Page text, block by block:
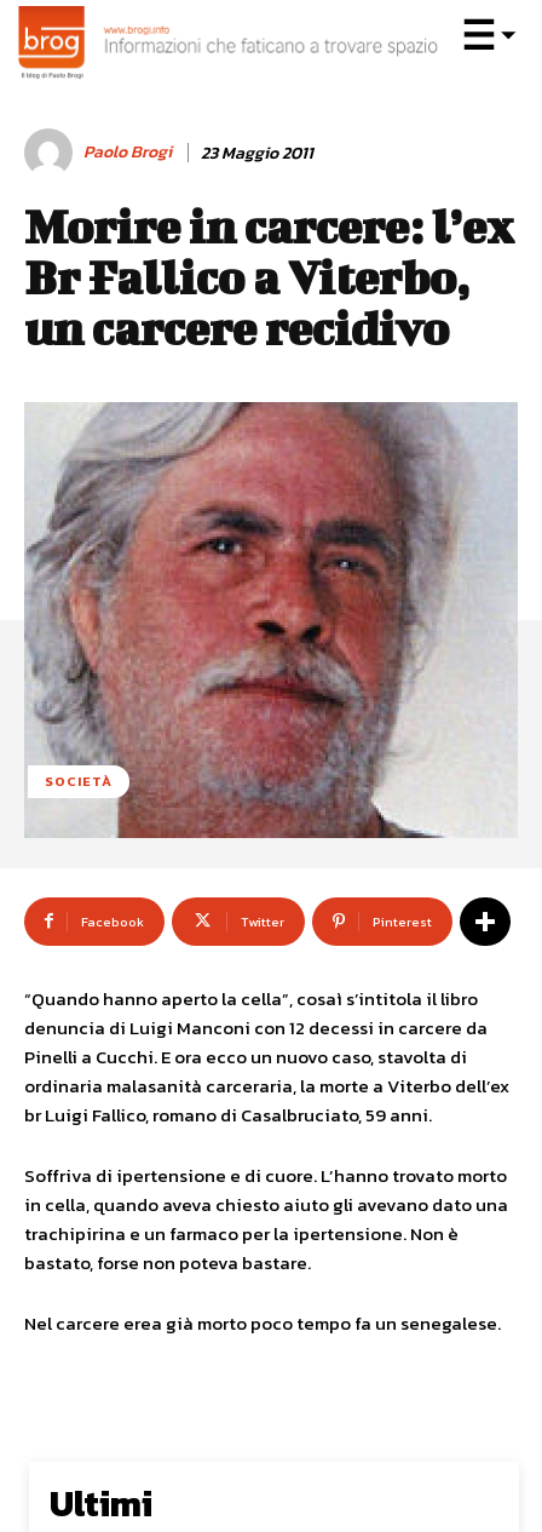
Paolo Brogi 23 Maggio 2011
Morire in carcere: l’ex
Br Fallico a Viterbo,
un carcere recidivo
SOCIETÀ
Facebook Twitter Pinterest
“Quando hanno aperto la cella”, cosaì s’intitola il libro
denuncia di Luigi Manconi con 12 decessi in carcere da
Pinelli a Cucchi. E ora ecco un nuovo caso, stavolta di
ordinaria malasanità carceraria, la morte a Viterbo dell’ex
br Luigi Fallico, romano di Casalbruciato, 59 anni.
Soffriva di ipertensione e di cuore. L’hanno trovato morto
in cella, quando aveva chiesto aiuto gli avevano dato una
trachipirina e un farmaco per la ipertensione. Non è
bastato, forse non poteva bastare.
Nel carcere erea già morto poco tempo fa un senegalese.
Ultimi